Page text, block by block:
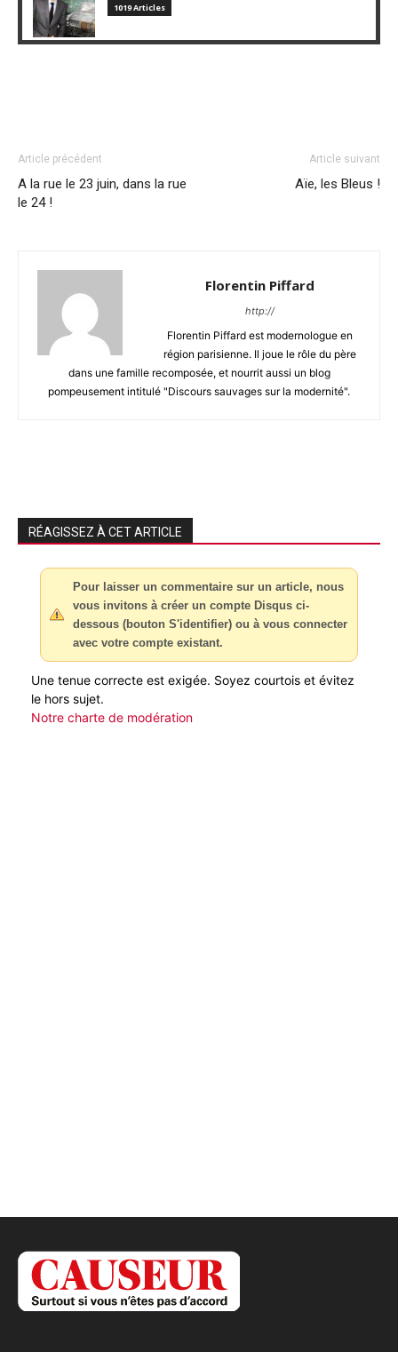
1019 Articles
Article précédent
A la rue le 23 juin, dans la rue
le 24 !
Article suivant
Aïe, les Bleus !
Florentin Piffard
http://
Florentin Piffard est modernologue en
région parisienne. Il joue le rôle du père
dans une famille recomposée, et nourrit aussi un blog
pompeusement intitulé "Discours sauvages sur la modernité".
RÉAGISSEZ À CET ARTICLE
Pour laisser un commentaire sur un article, nous
vous invitons à créer un compte Disqus ci-
dessous (bouton S'identifier) ou à vous connecter
avec votre compte existant.
Une tenue correcte est exigée. Soyez courtois et évitez
le hors sujet.
Notre charte de modération